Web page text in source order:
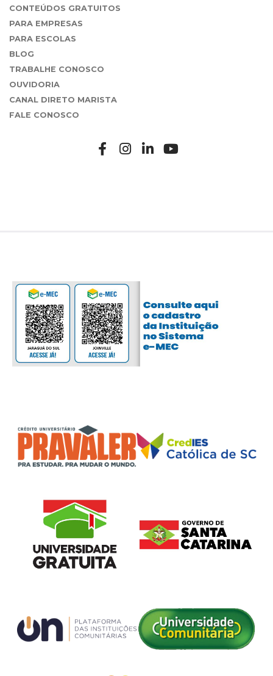
CONTEÚDOS GRATUITOS
PARA EMPRESAS
PARA ESCOLAS
BLOG
TRABALHE CONOSCO
OUVIDORIA
CANAL DIRETO MARISTA
FALE CONOSCO